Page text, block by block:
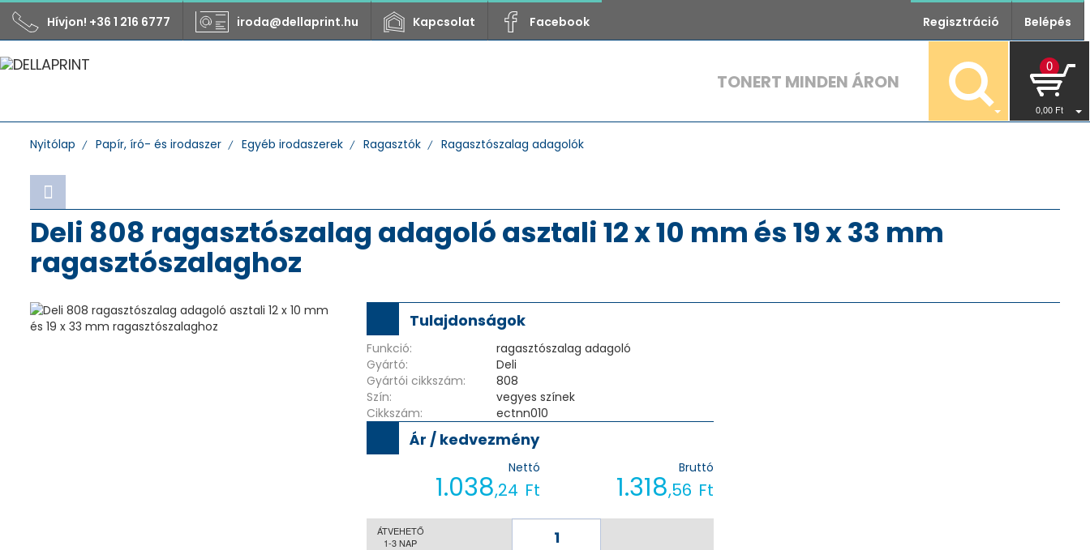
Hívjon! +36 1 216 6777 iroda@dellaprint.hu Kapcsolat Facebook Regisztráció Belépés
0
0,00 Ft
TONERT MINDEN ÁRON
Nyitólap Papír, író- és irodaszer Egyéb irodaszerek Ragasztók Ragasztószalag adagolók
Deli 808 ragasztószalag adagoló asztali 12 x 10 mm és 19 x 33 mm
ragasztószalaghoz
Tulajdonságok
Funkció:
ragasztószalag adagoló
Gyártó:
Deli
Gyártói cikkszám:
808
Szín:
vegyes színek
Cikkszám:
ectnn010
Ár / kedvezmény
Nettó
1.038,24 Ft
Bruttó
1.318,56 Ft
ÁTVEHETŐ
1-3 NAP